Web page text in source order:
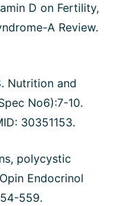
D on Fertility,
A Review.
Nutrition and
No6):7-10.
30351153.
polycystic
Endocrinol
559.